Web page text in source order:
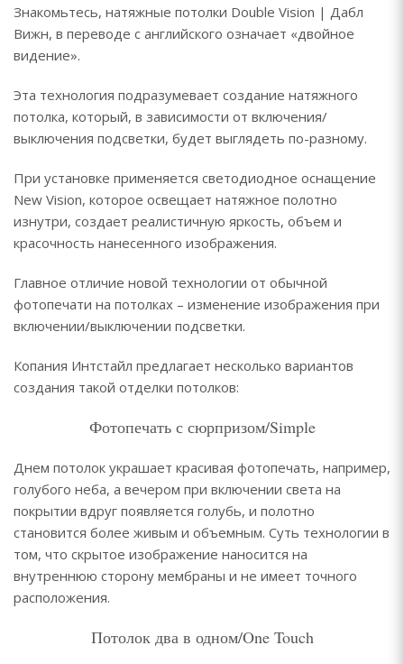
Знакомьтесь, натяжные потолки Double Vision | Дабл
Вижн, в переводе с английского означает «двойное
видение».
Эта технология подразумевает создание натяжного
потолка, который, в зависимости от включения/
выключения подсветки, будет выглядеть по-разному.
При установке применяется светодиодное оснащение
New Vision, которое освещает натяжное полотно
изнутри, создает реалистичную яркость, объем и
красочность нанесенного изображения.
Главное отличие новой технологии от обычной
фотопечати на потолках – изменение изображения при
включении/выключении подсветки.
Копания Интстайл предлагает несколько вариантов
создания такой отделки потолков:
Фотопечать с сюрпризом/Simple
Днем потолок украшает красивая фотопечать, например,
голубого неба, а вечером при включении света на
покрытии вдруг появляется голубь, и полотно
становится более живым и объемным. Суть технологии в
том, что скрытое изображение наносится на
внутреннюю сторону мембраны и не имеет точного
расположения.
Потолок два в одном/One Touch